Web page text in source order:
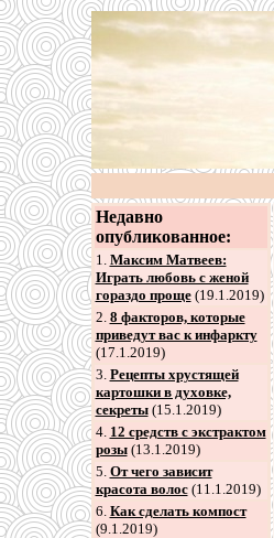
Недавно
опубликованное:
1. Максим Матвеев:
Играть любовь с женой
гораздо проще(19.1.2019)
2. 8 факторов, которые
приведут вас к инфаркту
(17.1.2019)
3. Рецепты хрустящей
картошки в духовке,
секреты(15.1.2019)
4. 12 средств с экстрактом
розы(13.1.2019)
5. От чего зависит
красота волос(11.1.2019)
6. Как сделать компост
(9.1.2019)